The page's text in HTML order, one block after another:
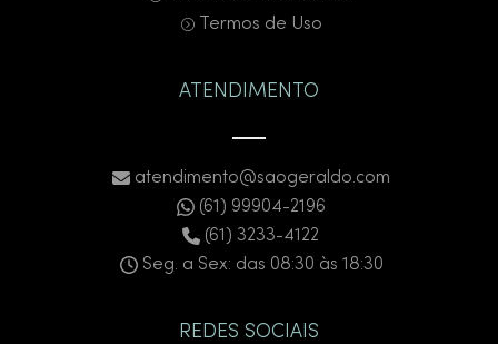
Termos de Uso
ATENDIMENTO
atendimento@saogeraldo.com
(61) 99904-2196
(61) 3233-4122
Seg. a Sex: das 08:30 às 18:30
REDES SOCIAIS